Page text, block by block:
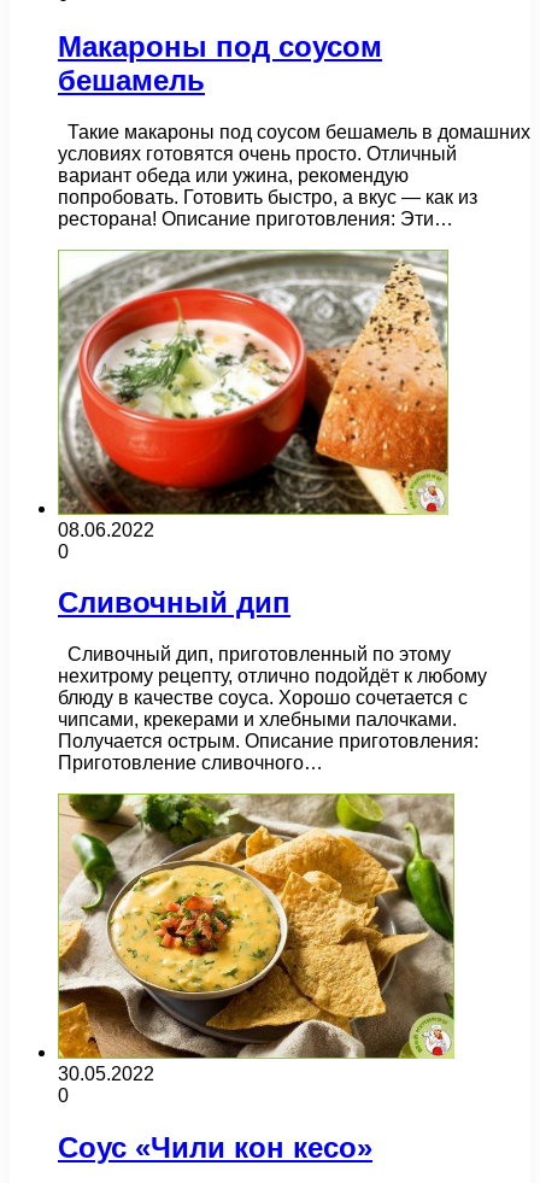
Макароны под соусом
бешамель
Такие макароны под соусом бешамель в домашних
условиях готовятся очень просто. Отличный
вариант обеда или ужина, рекомендую
попробовать. Готовить быстро, а вкус — как из
ресторана! Описание приготовления: Эти…
08.06.2022
0
Сливочный дип
Сливочный дип, приготовленный по этому
нехитрому рецепту, отлично подойдёт к любому
блюду в качестве соуса. Хорошо сочетается с
чипсами, крекерами и хлебными палочками.
Получается острым. Описание приготовления:
Приготовление сливочного…
30.05.2022
0
Соус «Чили кон кесо»